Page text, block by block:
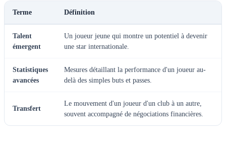
Terme Définition
Talent
émergent
Un joueur jeune qui montre un potentiel à devenir
une star internationale.
Statistiques
avancées
Mesures détaillant la performance d'un joueur au-
delà des simples buts et passes.
Transfert
Le mouvement d'un joueur d'un club à un autre,
souvent accompagné de négociations financières.